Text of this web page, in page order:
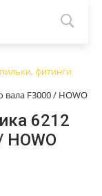
фитинги
F3000 / HOWO
6212